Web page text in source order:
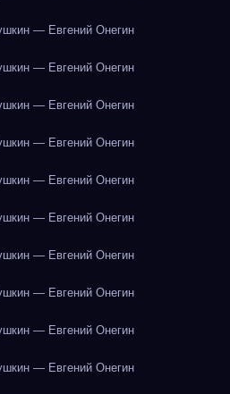
— Евгений Онегин
— Евгений Онегин
— Евгений Онегин
— Евгений Онегин
— Евгений Онегин
— Евгений Онегин
— Евгений Онегин
— Евгений Онегин
— Евгений Онегин
— Евгений Онегин